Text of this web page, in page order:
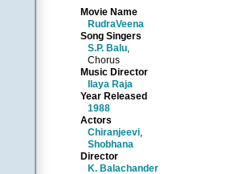
Movie Name
RudraVeena
Song Singers
S.P. Balu,
Chorus
Music Director
Ilaya Raja
Year Released
1988
Actors
Chiranjeevi,
Shobhana
Director
K. Balachander